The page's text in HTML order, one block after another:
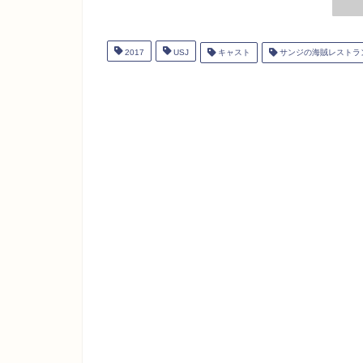
2017 USJ キャスト サンジの海賊レストラ